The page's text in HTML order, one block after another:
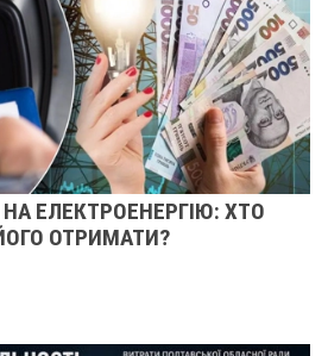
ПОПРОЩАЛИСЯ ІЗ БІЙЦЯМИ
ІВАЩЕНКОМ, ДМИТРОМ
ТА МАКСИМОМ